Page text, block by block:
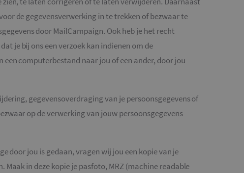
de gegevensverwerking in te trekken of bezwaar te
door MailCampaign. Ook heb je het recht
je bij ons een verzoek kan indienen om de
een computerbestand naar jou of een ander, door jou
gegevensoverdraging van je persoonsgegevens of
op de verwerking van jouw persoonsgegevens
door jou is gedaan, vragen wij jou een kopie van je
in deze kopie je pasfoto, MRZ (machine readable
4 weken 2
dagen
Deze cookie wordt gebruikt door de Cookie-Script.com-
service om de cookievoorkeuren van bezoekers te
onthouden. De cookie-banner van Cookie-Script.com is
noodzakelijk om correct te werken.
/
een belangrijke update is van de meer algemeen gebruikte
analyseservice van Google. Deze cookie wordt gebruikt om unieke
nummer toe te wijzen als klant-ID. Het is opgenomen in elk
1 dag
Deze cookie wordt geplaatst door Google Analytics. Het slaat een
unieke waarde op voor elke bezochte pagina en werkt deze bij en
wordt gebruikt om paginaweergaven te tellen en bij te houden.
Google Privacy Policy